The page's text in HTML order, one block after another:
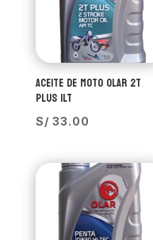
ACEITE DE MOTO OLAR 2T
PLUS 1LT
S/ 33.00